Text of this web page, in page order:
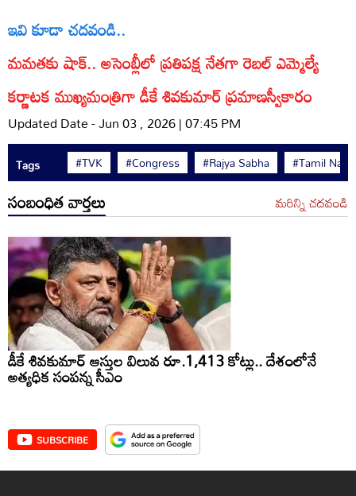
ఇవి కూడా చదవండి..
మమతకు షాక్.. అసెంబ్లీలో ప్రతిపక్ష నేతగా రెబల్ ఎమ్మెల్యే
కర్ణాటక ముఖ్యమంత్రిగా డీకే శివకుమార్ ప్రమాణస్వీకారం
Updated Date - Jun 03 , 2026 | 07:45 PM
Tags #TVK #Congress #Rajya Sabha #Tamil Nadu
సంబంధిత వార్తలు మరిన్ని చదవండి
డీకే శివకుమార్ ఆస్తుల విలువ రూ.1,413 కోట్లు.. దేశంలోనే
అత్యధిక సంపన్న సీఎం
SUBSCRIBE